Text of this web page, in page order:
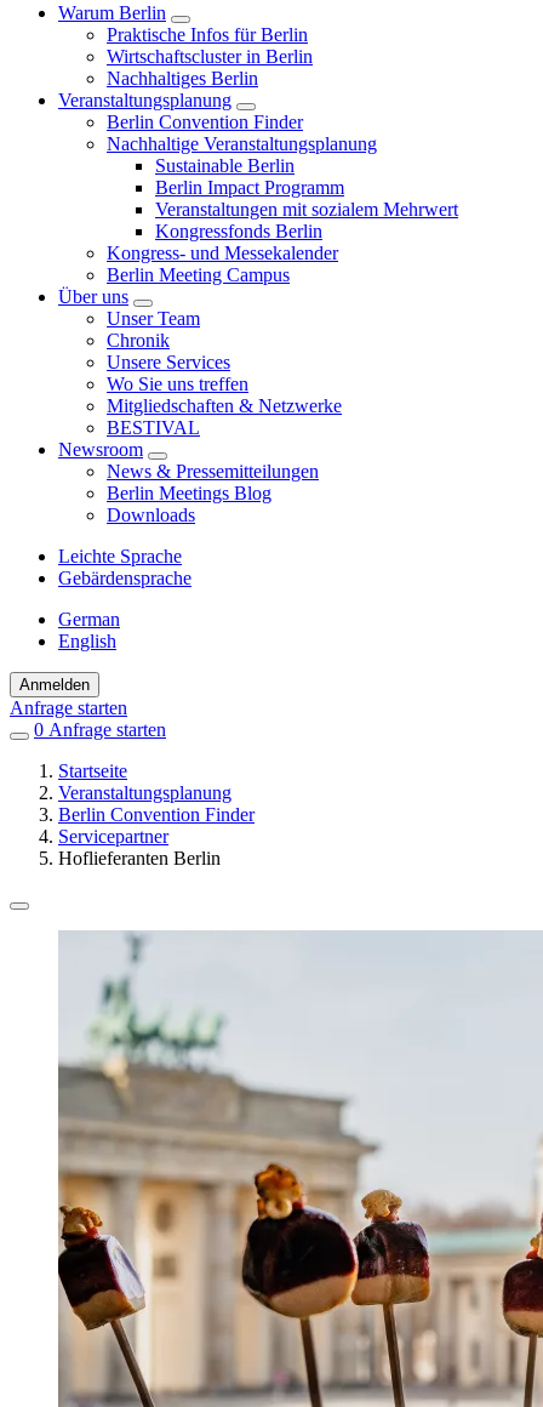
Warum Berlin
Praktische Infos für Berlin
Wirtschaftscluster in Berlin
Nachhaltiges Berlin
Veranstaltungsplanung
Berlin Convention Finder
Nachhaltige Veranstaltungsplanung
Sustainable Berlin
Berlin Impact Programm
Veranstaltungen mit sozialem Mehrwert
Kongressfonds Berlin
Kongress- und Messekalender
Berlin Meeting Campus
Über uns
Unser Team
Chronik
Unsere Services
Wo Sie uns treffen
Mitgliedschaften & Netzwerke
BESTIVAL
Newsroom
News & Pressemitteilungen
Berlin Meetings Blog
Downloads
Leichte Sprache
Gebärdensprache
German
English
Anmelden
Anfrage starten
0 Einträge
Favoriten
Anfrage starten
Startseite
Veranstaltungsplanung
Berlin Convention Finder
Servicepartner
Hoflieferanten Berlin